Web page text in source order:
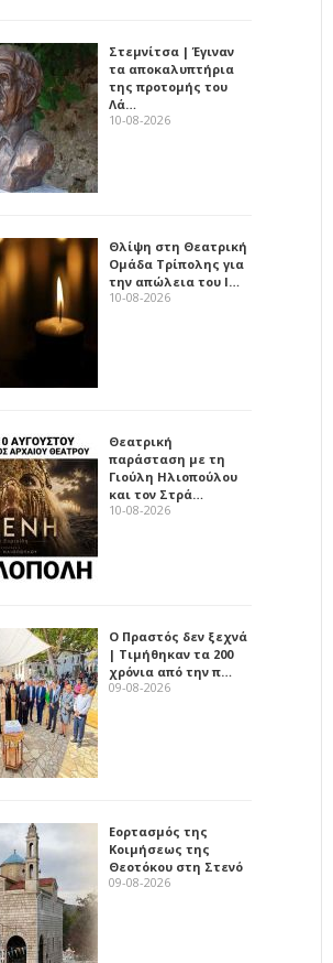
Στεμνίτσα | Έγιναν
τα αποκαλυπτήρια
της προτομής του
Λά…
10-08-2026
Θλίψη στη Θεατρική
Ομάδα Τρίπολης για
την απώλεια του Ι…
10-08-2026
Θεατρική
παράσταση με τη
Γιούλη Ηλιοπούλου
και τον Στρά…
10-08-2026
Ο Πραστός δεν ξεχνά
| Τιμήθηκαν τα 200
χρόνια από την π…
09-08-2026
Εορτασμός της
Κοιμήσεως της
Θεοτόκου στη Στενό
09-08-2026